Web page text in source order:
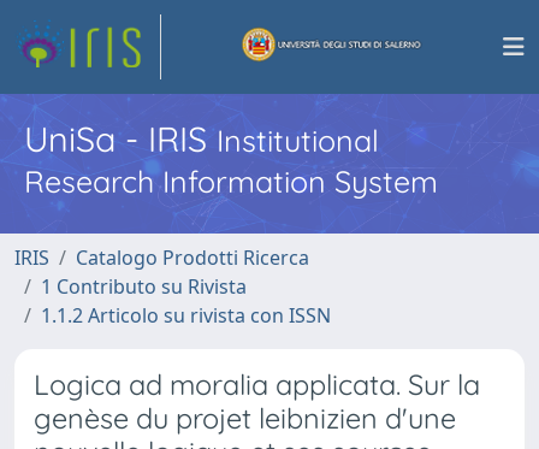
UniSa - IRISInstitutional
Research Information System
IRIS
Catalogo Prodotti Ricerca
1 Contributo su Rivista
1.1.2 Articolo su rivista con ISSN
Logica ad moralia applicata. Sur la
genèse du projet leibnizien d'une